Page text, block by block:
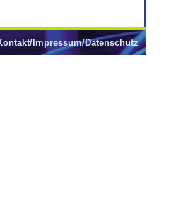
Impressum/Datenschutz